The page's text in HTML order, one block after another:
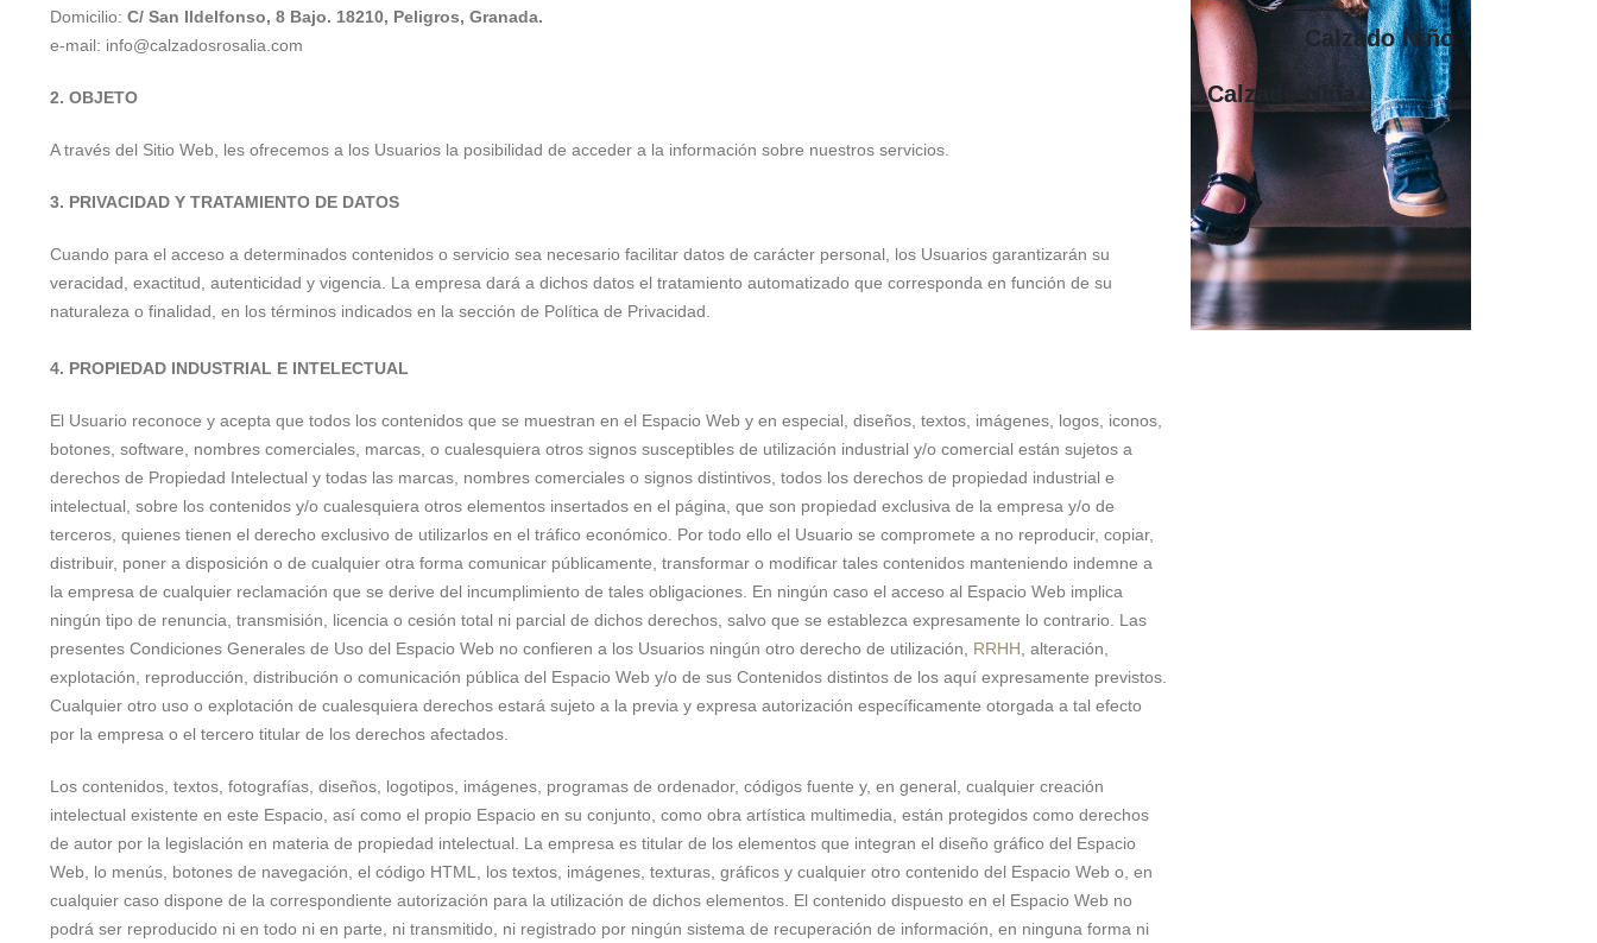
Domicilio: C/ San Ildelfonso, 8 Bajo. 18210, Peligros, Granada.
e-mail: info@calzadosrosalia.com
2. OBJETO
A través del Sitio Web, les ofrecemos a los Usuarios la posibilidad de acceder a la información sobre nuestros servicios.
3. PRIVACIDAD Y TRATAMIENTO DE DATOS
Cuando para el acceso a determinados contenidos o servicio sea necesario facilitar datos de carácter personal, los Usuarios garantizarán su
veracidad, exactitud, autenticidad y vigencia. La empresa dará a dichos datos el tratamiento automatizado que corresponda en función de su
naturaleza o finalidad, en los términos indicados en la sección de Política de Privacidad.
4. PROPIEDAD INDUSTRIAL E INTELECTUAL
El Usuario reconoce y acepta que todos los contenidos que se muestran en el Espacio Web y en especial, diseños, textos, imágenes, logos, iconos,
botones, software, nombres comerciales, marcas, o cualesquiera otros signos susceptibles de utilización industrial y/o comercial están sujetos a
derechos de Propiedad Intelectual y todas las marcas, nombres comerciales o signos distintivos, todos los derechos de propiedad industrial e
intelectual, sobre los contenidos y/o cualesquiera otros elementos insertados en el página, que son propiedad exclusiva de la empresa y/o de
terceros, quienes tienen el derecho exclusivo de utilizarlos en el tráfico económico. Por todo ello el Usuario se compromete a no reproducir, copiar,
distribuir, poner a disposición o de cualquier otra forma comunicar públicamente, transformar o modificar tales contenidos manteniendo indemne a
la empresa de cualquier reclamación que se derive del incumplimiento de tales obligaciones. En ningún caso el acceso al Espacio Web implica
ningún tipo de renuncia, transmisión, licencia o cesión total ni parcial de dichos derechos, salvo que se establezca expresamente lo contrario. Las
presentes Condiciones Generales de Uso del Espacio Web no confieren a los Usuarios ningún otro derecho de utilización, RRHH , alteración,
explotación, reproducción, distribución o comunicación pública del Espacio Web y/o de sus Contenidos distintos de los aquí expresamente previstos.
Cualquier otro uso o explotación de cualesquiera derechos estará sujeto a la previa y expresa autorización específicamente otorgada a tal efecto
por la empresa o el tercero titular de los derechos afectados.
Los contenidos, textos, fotografías, diseños, logotipos, imágenes, programas de ordenador, códigos fuente y, en general, cualquier creación
intelectual existente en este Espacio, así como el propio Espacio en su conjunto, como obra artística multimedia, están protegidos como derechos
de autor por la legislación en materia de propiedad intelectual. La empresa es titular de los elementos que integran el diseño gráfico del Espacio
Web, lo menús, botones de navegación, el código HTML, los textos, imágenes, texturas, gráficos y cualquier otro contenido del Espacio Web o, en
cualquier caso dispone de la correspondiente autorización para la utilización de dichos elementos. El contenido dispuesto en el Espacio Web no
podrá ser reproducido ni en todo ni en parte, ni transmitido, ni registrado por ningún sistema de recuperación de información, en ninguna forma ni
Calzado Niño
Calzado Niña